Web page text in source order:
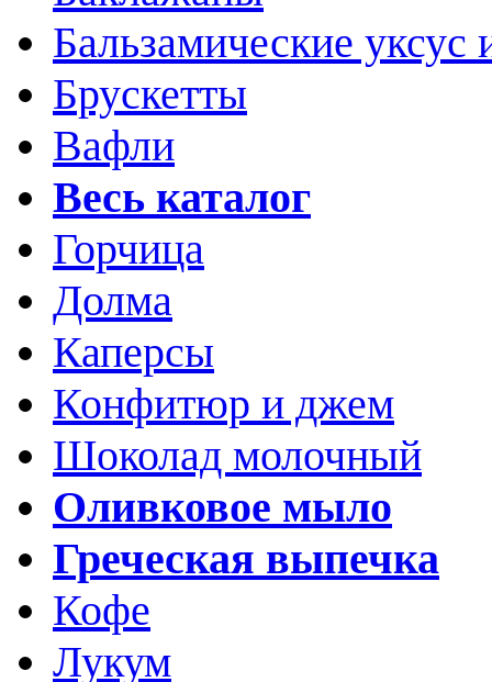
Бальзамические уксус
Брускетты
Вафли
Весь каталог
Горчица
Долма
Каперсы
Конфитюр и джем
Шоколад молочный
Оливковое мыло
Греческая выпечка
Кофе
Лукум